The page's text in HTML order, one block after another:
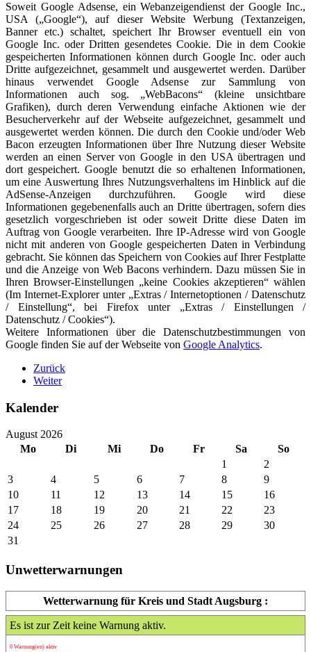
Soweit Google Adsense, ein Webanzeigendienst der Google Inc.,
USA („Google“), auf dieser Website Werbung (Textanzeigen,
Banner etc.) schaltet, speichert Ihr Browser eventuell ein von
Google Inc. oder Dritten gesendetes Cookie. Die in dem Cookie
gespeicherten Informationen können durch Google Inc. oder auch
Dritte aufgezeichnet, gesammelt und ausgewertet werden. Darüber
hinaus verwendet Google Adsense zur Sammlung von
Informationen auch sog. „WebBacons“ (kleine unsichtbare
Grafiken), durch deren Verwendung einfache Aktionen wie der
Besucherverkehr auf der Webseite aufgezeichnet, gesammelt und
ausgewertet werden können. Die durch den Cookie und/oder Web
Bacon erzeugten Informationen über Ihre Nutzung dieser Website
werden an einen Server von Google in den USA übertragen und
dort gespeichert. Google benutzt die so erhaltenen Informationen,
um eine Auswertung Ihres Nutzungsverhaltens im Hinblick auf die
AdSense-Anzeigen durchzuführen. Google wird diese
Informationen gegebenenfalls auch an Dritte übertragen, sofern dies
gesetzlich vorgeschrieben ist oder soweit Dritte diese Daten im
Auftrag von Google verarbeiten. Ihre IP-Adresse wird von Google
nicht mit anderen von Google gespeicherten Daten in Verbindung
gebracht. Sie können das Speichern von Cookies auf Ihrer Festplatte
und die Anzeige von Web Bacons verhindern. Dazu müssen Sie in
Ihren Browser-Einstellungen „keine Cookies akzeptieren“ wählen
(Im Internet-Explorer unter „Extras / Internetoptionen / Datenschutz
/ Einstellung“, bei Firefox unter „Extras / Einstellungen /
Datenschutz / Cookies“).
Weitere Informationen über die Datenschutzbestimmungen von
Google finden Sie auf der Webseite von Google Analytics.
Zurück
Weiter
Kalender
August 2026
Mo
Di Mi Do Fr Sa
So
1
2
3
4 5 6 7 8
9
10
11 12 13 14 15
16
17
18 19 20 21 22
23
24
25 26 27 28 29
30
31
Unwetterwarnungen
Wetterwarnung für Kreis und Stadt Augsburg :
Es ist zur Zeit keine Warnung aktiv.
0 Warnung(en) aktiv